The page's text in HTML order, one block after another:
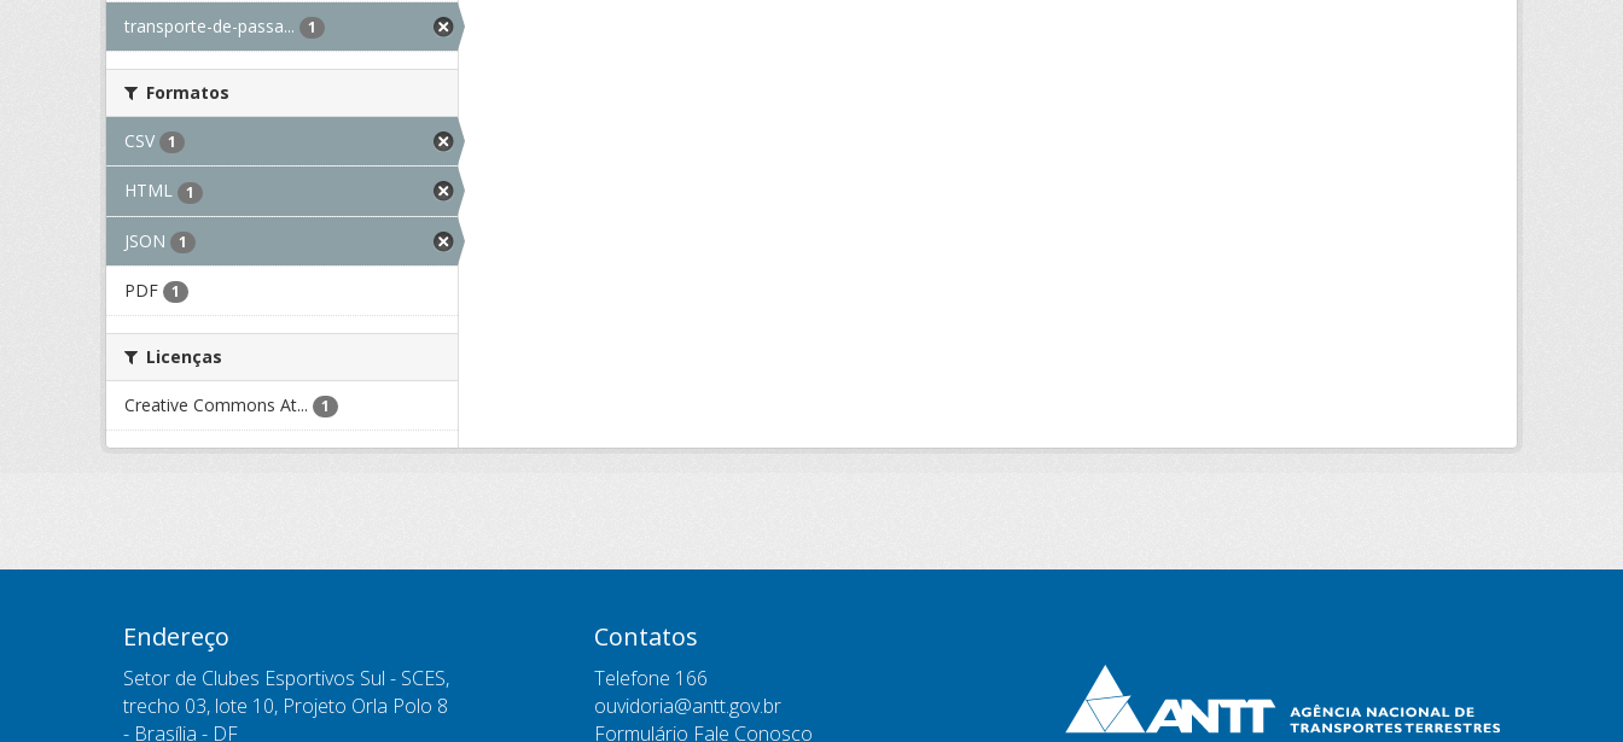
transporte-de-passa... 1
Formatos
CSV 1
HTML 1
JSON 1
PDF 1
Licenças
Creative Commons At... 1
Endereço
Setor de Clubes Esportivos Sul - SCES,
trecho 03, lote 10, Projeto Orla Polo 8
- Brasília - DF
Contatos
Telefone 166
ouvidoria@antt.gov.br
Formulário Fale Conosco